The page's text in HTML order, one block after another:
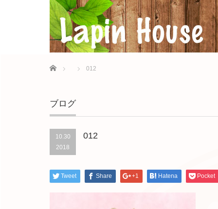
Home 012
ブログ
10.30
2018
012
Tweet Share +1 Hatena Pocket